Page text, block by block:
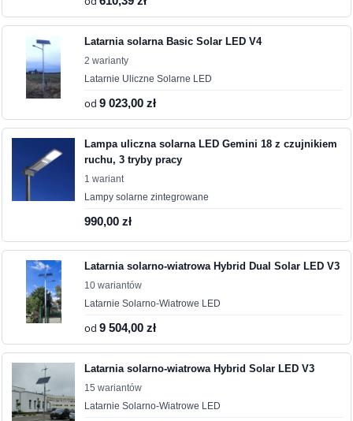
Latarnia solarna Basic Solar LED V4
2 warianty
Latarnie Uliczne Solarne LED
od9 023,00 zł
Lampa uliczna solarna LED Gemini 18 z czujnikiem
ruchu, 3 tryby pracy
1 wariant
Lampy solarne zintegrowane
990,00 zł
Latarnia solarno-wiatrowa Hybrid Dual Solar LED V3
10 wariantów
Latarnie Solarno-Wiatrowe LED
od9 504,00 zł
Latarnia solarno-wiatrowa Hybrid Solar LED V3
15 wariantów
Latarnie Solarno-Wiatrowe LED